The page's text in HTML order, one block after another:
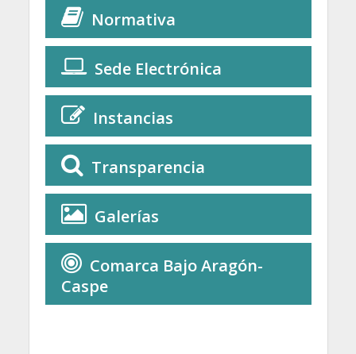
Normativa
Sede Electrónica
Instancias
Transparencia
Galerías
Comarca Bajo Aragón-
Caspe